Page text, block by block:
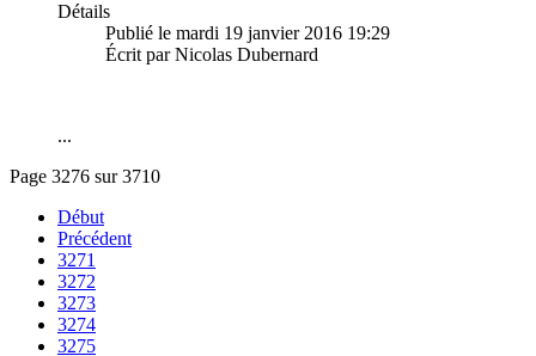
Détails
Publié le mardi 19 janvier 2016 19:29
Écrit par Nicolas Dubernard
...
Page 3276 sur 3710
Début
Précédent
3271
3272
3273
3274
3275